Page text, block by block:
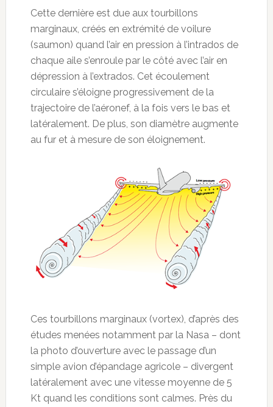
Cette dernière est due aux tourbillons
marginaux, créés en extrémité de voilure
(saumon) quand l’air en pression à l’intrados de
chaque aile s’enroule par le côté avec l’air en
dépression à l’extrados. Cet écoulement
circulaire s’éloigne progressivement de la
trajectoire de l’aéronef, à la fois vers le bas et
latéralement. De plus, son diamètre augmente
au fur et à mesure de son éloignement.
Ces tourbillons marginaux (vortex), d’après des
études menées notamment par la Nasa – dont
la photo d’ouverture avec le passage d’un
simple avion d’épandage agricole – divergent
latéralement avec une vitesse moyenne de 5
Kt quand les conditions sont calmes. Près du